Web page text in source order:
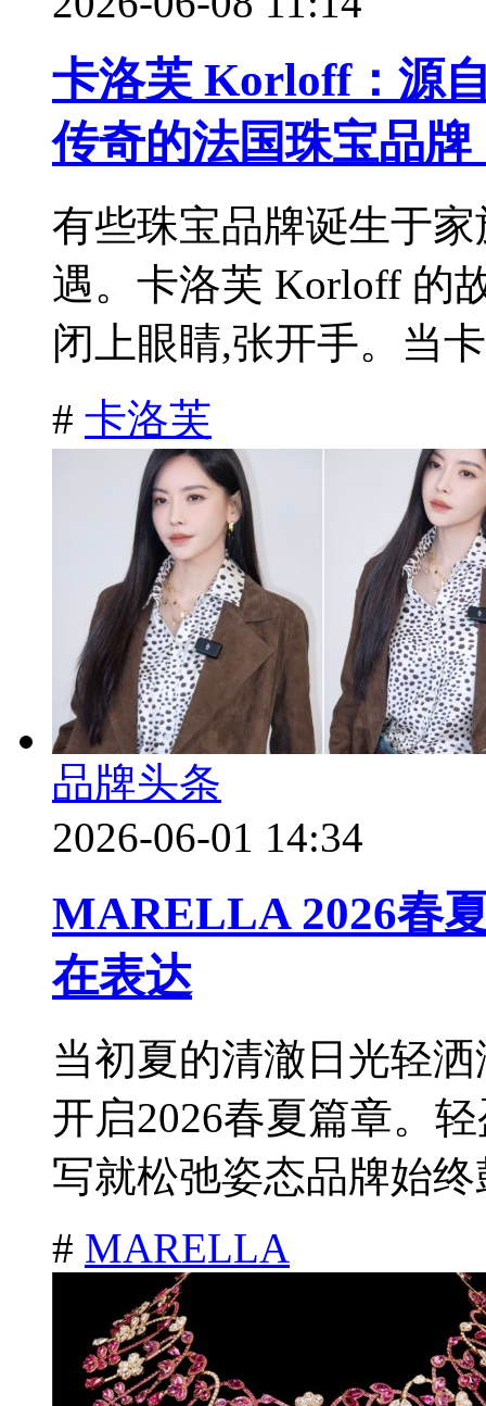
卡洛芙 Korloff：源
传奇的法国珠宝品
有些珠宝品牌诞生于
遇。卡洛芙 Korloff 的
闭上眼睛,张开手。当
# 卡洛芙
品牌头条
2026-06-01 14:34
MARELLA 2026春
在表达
当初夏的清澈日光轻
开启2026春夏篇章。
写就松弛姿态品牌始
# MARELLA